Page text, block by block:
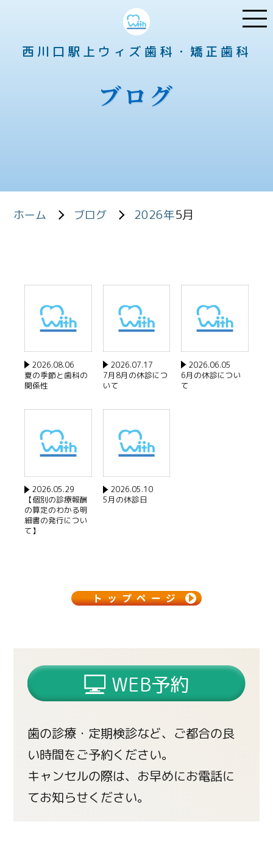
西川口駅上ウィズ歯科・矯正歯科
ブログ
ホーム ブログ 2026年5月
2026.08.06
夏の季節と歯科の
関係性
2026.07.17
7月8月の休診につ
いて
2026.06.05
6月の休診につい
て
2026.05.29
【個別の診療報酬
の算定のわかる明
細書の発行につい
て】
2026.05.10
5月の休診日
トップページ
WEB予約
歯の診療・定期検診など、ご都合の良
い時間をご予約ください。
キャンセルの際は、お早めにお電話に
てお知らせください。